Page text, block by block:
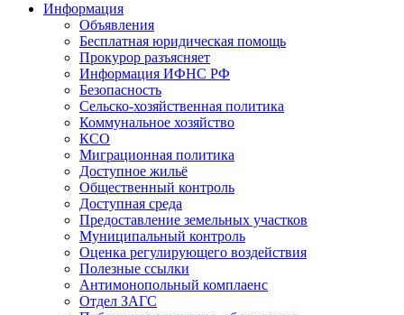
Информация
Объявления
Бесплатная юридическая помощь
Прокурор разъясняет
Информация ИФНС РФ
Безопасность
Сельско-хозяйственная политика
Коммунальное хозяйство
КСО
Миграционная политика
Доступное жильё
Общественный контроль
Доступная среда
Предоставление земельных участков
Муниципальный контроль
Оценка регулирующего воздействия
Полезные ссылки
Антимонопольный комплаенс
Отдел ЗАГС